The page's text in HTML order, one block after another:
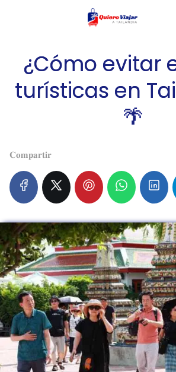
¿Cómo evitar
turísticas en
🌴
𝐂𝐨𝐦𝐩𝐚𝐫𝐭𝐢𝐫